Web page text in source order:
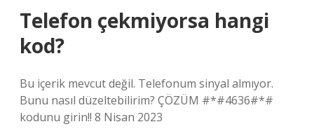
Telefon çekmiyorsa hangi
kod?
Bu içerik mevcut değil. Telefonum sinyal almıyor.
Bunu nasıl düzeltebilirim? ÇÖZÜM #*#4636#*#
kodunu girin!! 8 Nisan 2023